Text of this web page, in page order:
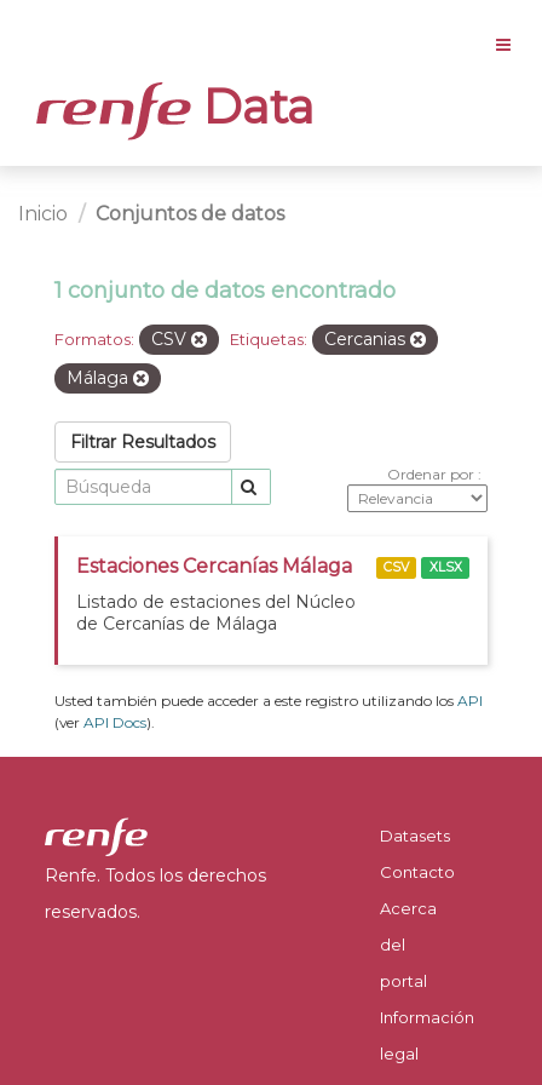
Data
Inicio Conjuntos de datos
1 conjunto de datos encontrado
Formatos: CSV Etiquetas:
Cercanias
Málaga
Filtrar Resultados
Ordenar por
Estaciones Cercanías Málaga
Listado de estaciones del Núcleo
de Cercanías de Málaga
CSV XLSX
Usted también puede acceder a este registro utilizando los API
(ver API Docs).
Renfe. Todos los derechos
reservados.
Datasets
Contacto
Acerca
del
portal
Información
legal